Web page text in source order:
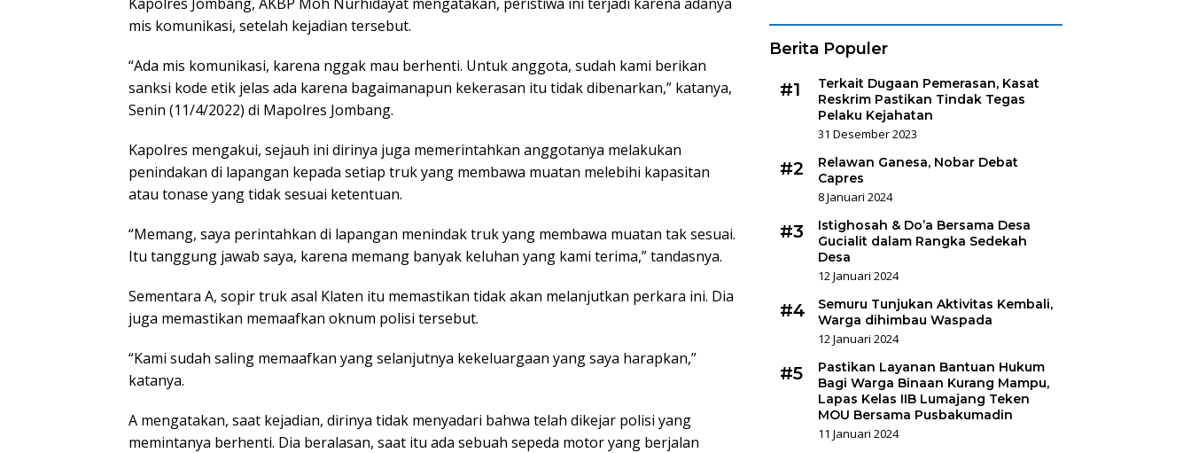
mis komunikasi, setelah kejadian tersebut.
“Ada mis komunikasi, karena nggak mau berhenti. Untuk anggota, sudah kami berikan
sanksi kode etik jelas ada karena bagaimanapun kekerasan itu tidak dibenarkan,” katanya,
Senin (11/4/2022) di Mapolres Jombang.
Kapolres mengakui, sejauh ini dirinya juga memerintahkan anggotanya melakukan
penindakan di lapangan kepada setiap truk yang membawa muatan melebihi kapasitan
atau tonase yang tidak sesuai ketentuan.
“Memang, saya perintahkan di lapangan menindak truk yang membawa muatan tak sesuai.
Itu tanggung jawab saya, karena memang banyak keluhan yang kami terima,” tandasnya.
Sementara A, sopir truk asal Klaten itu memastikan tidak akan melanjutkan perkara ini. Dia
juga memastikan memaafkan oknum polisi tersebut.
“Kami sudah saling memaafkan yang selanjutnya kekeluargaan yang saya harapkan,”
katanya.
A mengatakan, saat kejadian, dirinya tidak menyadari bahwa telah dikejar polisi yang
memintanya berhenti. Dia beralasan, saat itu ada sebuah sepeda motor yang berjalan
Berita Populer
#1
Terkait Dugaan Pemerasan, Kasat
Reskrim Pastikan Tindak Tegas
Pelaku Kejahatan
31 Desember 2023
#2
Relawan Ganesa, Nobar Debat
Capres
8 Januari 2024
#3
Istighosah & Do’a Bersama Desa
Gucialit dalam Rangka Sedekah
Desa
12 Januari 2024
#4
Semuru Tunjukan Aktivitas Kembali,
Warga dihimbau Waspada
12 Januari 2024
#5
Pastikan Layanan Bantuan Hukum
Bagi Warga Binaan Kurang Mampu,
Lapas Kelas IIB Lumajang Teken
MOU Bersama Pusbakumadin
11 Januari 2024